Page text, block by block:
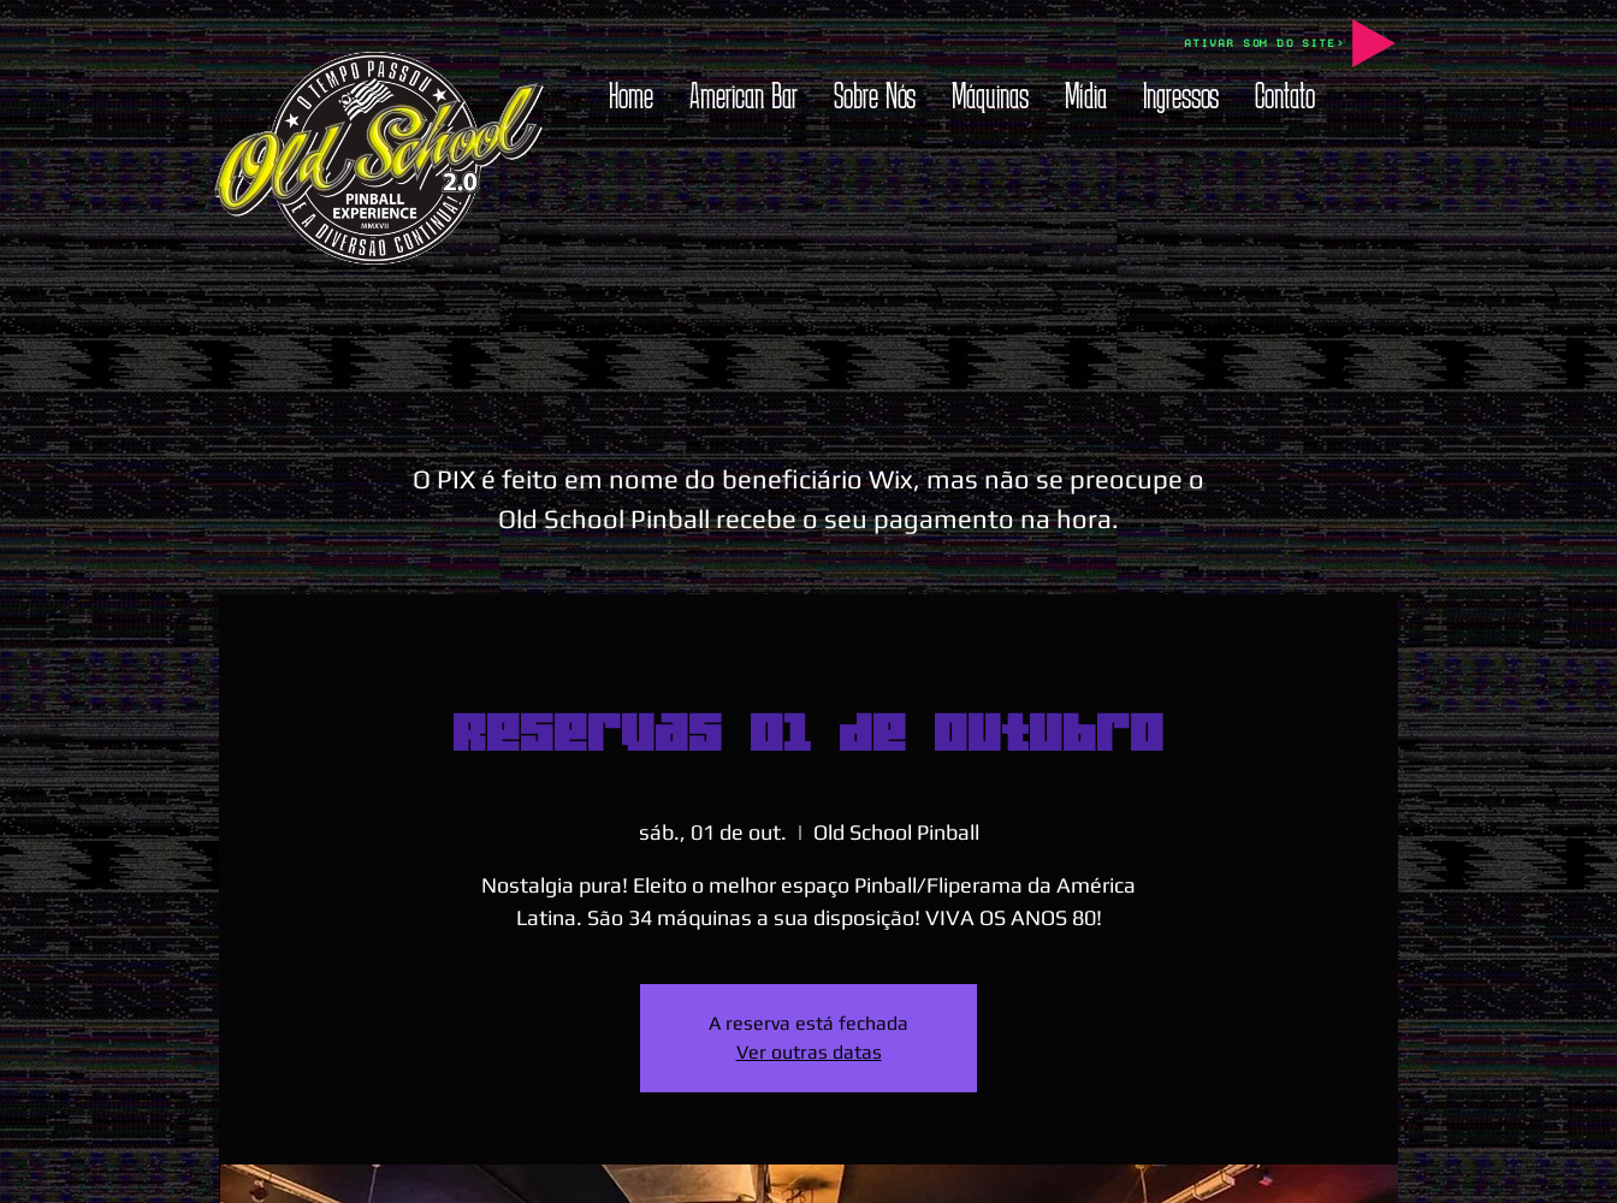
Home American Bar Sobre Nós Máquinas Mídia Ingressos Contato
ATIVAR SOM DO SITE>
O PIX é feito em nome do beneficiário Wix, mas não se preocupe o
Old School Pinball recebe o seu pagamento na hora.
Reservas 01 de Outubro
sáb., 01 de out.
  |
Old School Pinball
Nostalgia pura! Eleito o melhor espaço Pinball/Fliperama da América
Latina. São 34 máquinas a sua disposição! VIVA OS ANOS 80!
A reserva está fechada
Ver outras datas